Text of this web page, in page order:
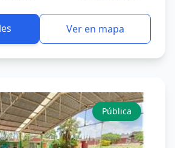
Ver en mapa
Pública